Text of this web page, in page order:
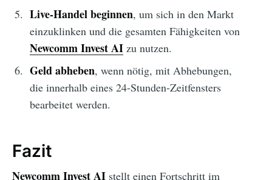
Live-Handel beginnen, um sich in den Markt
einzuklinken und die gesamten Fähigkeiten von
Newcomm Invest AIzu nutzen.
Geld abheben, wenn nötig, mit Abhebungen,
die innerhalb eines 24-Stunden-Zeitfensters
bearbeitet werden.
Fazit
Newcomm Invest AI stellt einen Fortschritt im